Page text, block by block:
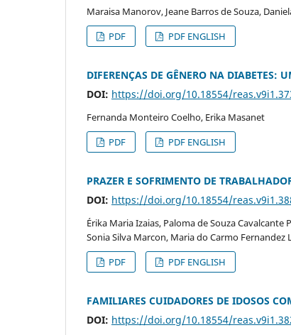
Maraisa Manorov, Jeane Barros de Souza,
PDF
PDF ENGLISH
DIFERENÇAS DE GÊNERO NA DIABETES:
DOI: https://doi.org/10.18554/
Fernanda Monteiro Coelho, Erika Masanet
PDF
PDF ENGLISH
PRAZER E SOFRIMENTO DE
DOI: https://doi.org/10.18554/
Érika Maria Izaias, Paloma de Souza
Sonia Silva Marcon, Maria do Carmo Fernandez
PDF
PDF ENGLISH
FAMILIARES CUIDADORES DE IDOSOS
DOI: https://doi.org/10.18554/